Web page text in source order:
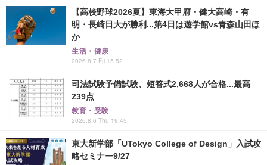
【高校野球2026夏】東海大甲府・健大高崎・有
明・長崎日大が勝利...第4日は遊学館vs青森山田ほ
か
生活・健康
2026.8.7 Fri 15:52
司法試験予備試験、短答式2,668人が合格...最高
239点
教育・受験
2026.8.6 Thu 19:45
東大新学部「UTokyo College of Design」入試攻
略セミナー9/27